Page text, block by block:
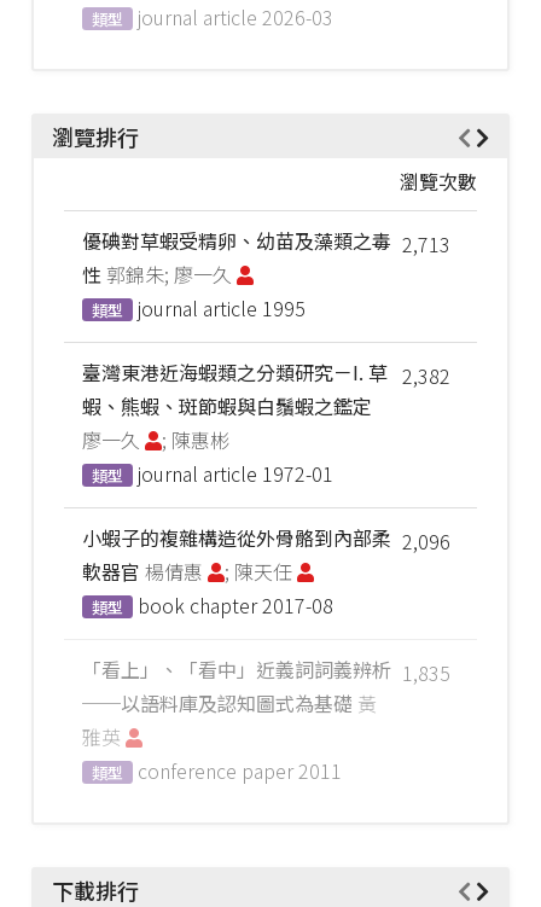
類型 journal article 2026-03
瀏覽排行
瀏覽次數
2,713
優碘對草蝦受精卵、幼苗及藻類之毒
性 郭錦朱; 廖一久
類型 journal article 1995
2,382
臺灣東港近海蝦類之分類研究－I. 草
蝦、熊蝦、斑節蝦與白鬚蝦之鑑定
廖一久
; 陳惠彬
類型 journal article 1972-01
2,096
小蝦子的複雜構造從外骨骼到內部柔
軟器官 楊倩惠 ; 陳天任
類型 book chapter2017-08
1,835
「看上」、「看中」近義詞詞義辨析
──以語料庫及認知圖式為基礎 黃
雅英
類型 conference paper2011
下載排行